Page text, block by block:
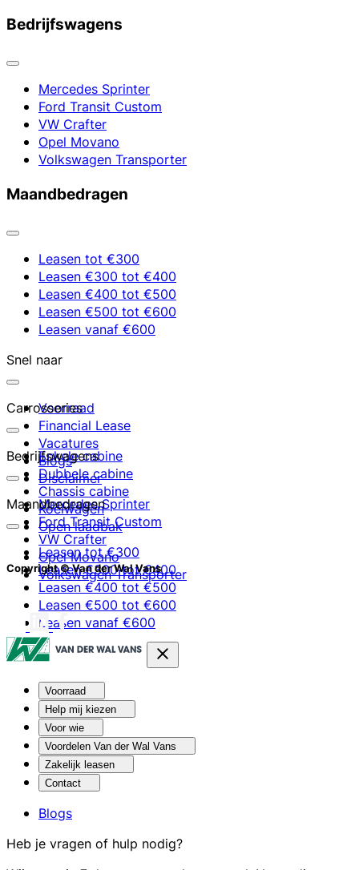
Bedrijfswagens
Mercedes Sprinter
Ford Transit Custom
VW Crafter
Opel Movano
Volkswagen Transporter
Maandbedragen
Leasen tot €300
Leasen €300 tot €400
Leasen €400 tot €500
Leasen €500 tot €600
Leasen vanaf €600
Snel naar
Voorraad
Financial Lease
Vacatures
Blogs
Disclaimer
Carrosseries
Enkele cabine
Dubbele cabine
Chassis cabine
Koelwagen
Open laadbak
Bedrijfswagens
Mercedes Sprinter
Ford Transit Custom
VW Crafter
Opel Movano
Volkswagen Transporter
Maandbedragen
Leasen tot €300
Leasen €300 tot €400
Leasen €400 tot €500
Leasen €500 tot €600
Leasen vanaf €600
Copyright © Van der Wal Vans
Voorraad
Help mij kiezen
Voor wie
Voordelen Van der Wal Vans
Zakelijk leasen
Contact
Blogs
Heb je vragen of hulp nodig?